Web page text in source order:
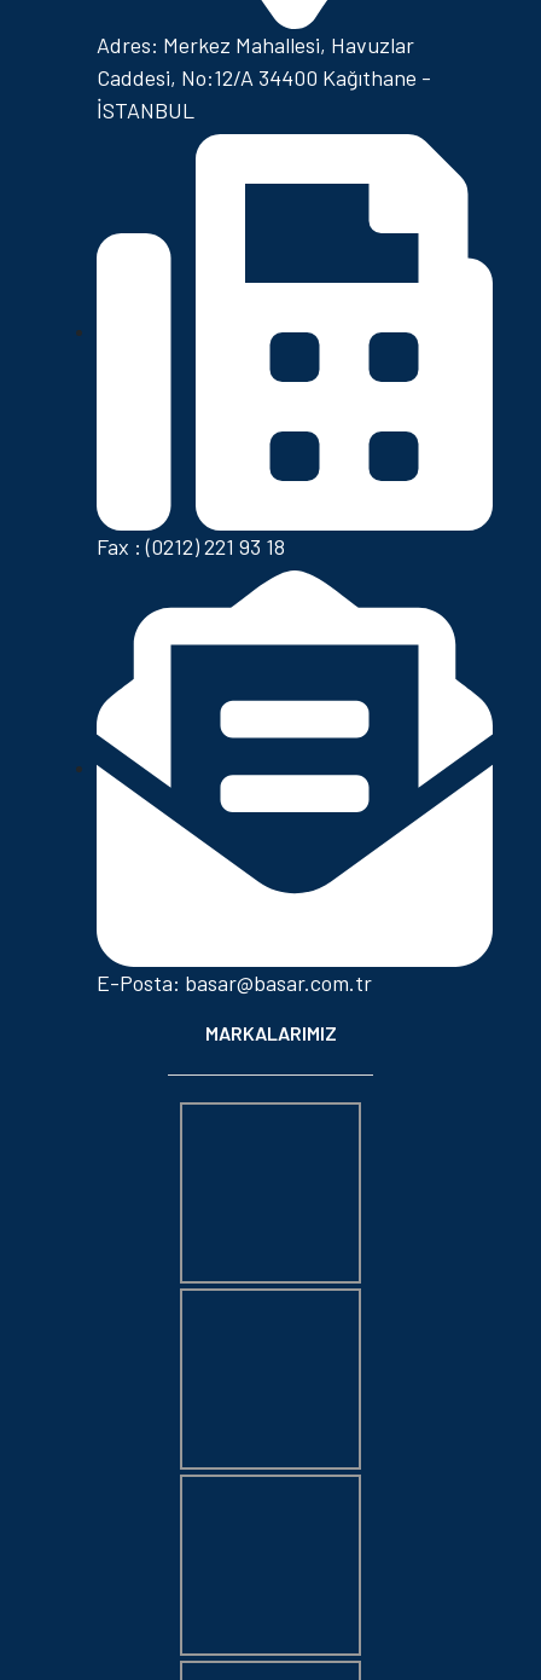
Adres: Merkez Mahallesi, Havuzlar
Caddesi, No:12/A 34400 Kağıthane -
İSTANBUL
Fax : (0212) 221 93 18
E-Posta: basar@basar.com.tr
MARKALARIMIZ